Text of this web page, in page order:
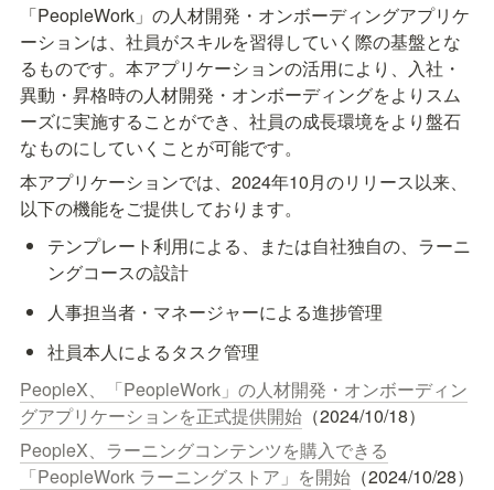
「PeopleWork」の人材開発・オンボーディングアプリケ
ーションは、社員がスキルを習得していく際の基盤とな
るものです。本アプリケーションの活用により、入社・
異動・昇格時の人材開発・オンボーディングをよりスム
ーズに実施することができ、社員の成長環境をより盤石
なものにしていくことが可能です。
本アプリケーションでは、2024年10月のリリース以来、
以下の機能をご提供しております。
テンプレート利用による、または自社独自の、ラーニ
ングコースの設計
人事担当者・マネージャーによる進捗管理
社員本人によるタスク管理
PeopleX、「PeopleWork」の人材開発・オンボーディン
グアプリケーションを正式提供開始 （2024/10/18）
PeopleX、ラーニングコンテンツを購入できる
「PeopleWork ラーニングストア」を開始 （2024/10/28）